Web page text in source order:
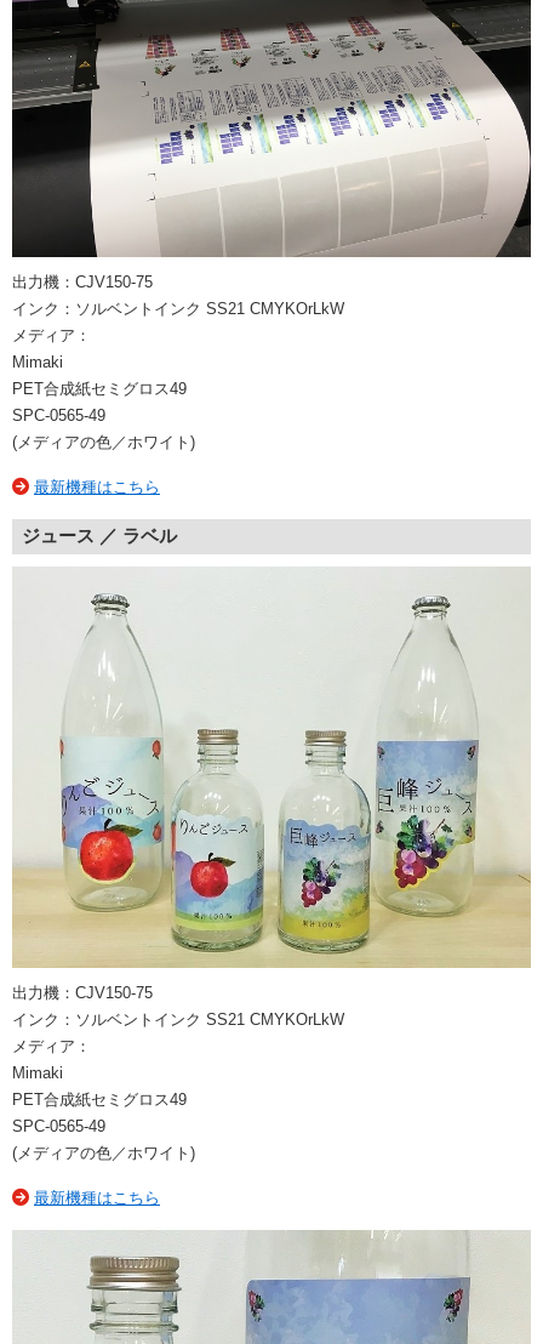
出力機：CJV150-75
インク：ソルベントインク SS21 CMYKOrLkW
メディア：
Mimaki
PET合成紙セミグロス49
SPC-0565-49
(メディアの色／ホワイト)
最新機種はこちら
ジュース ／ ラベル
出力機：CJV150-75
インク：ソルベントインク SS21 CMYKOrLkW
メディア：
Mimaki
PET合成紙セミグロス49
SPC-0565-49
(メディアの色／ホワイト)
最新機種はこちら